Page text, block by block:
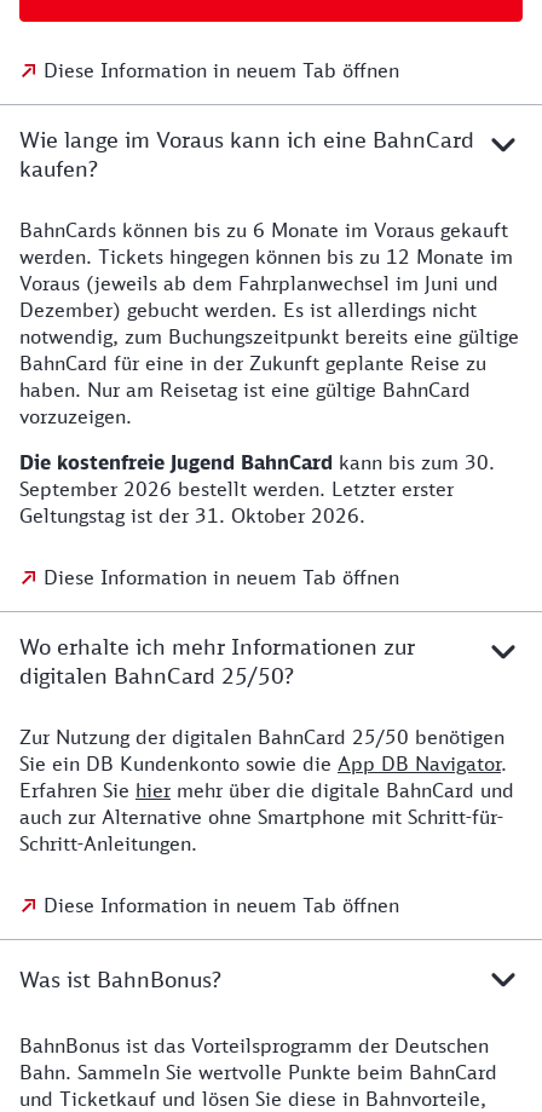
Diese Information in neuem Tab öffnen
Wie lange im Voraus kann ich eine BahnCard
kaufen?
BahnCards können bis zu 6 Monate im Voraus gekauft
werden. Tickets hingegen können bis zu 12 Monate im
Voraus (jeweils ab dem Fahrplanwechsel im Juni und
Dezember) gebucht werden. Es ist allerdings nicht
notwendig, zum Buchungszeitpunkt bereits eine gültige
BahnCard für eine in der Zukunft geplante Reise zu
haben. Nur am Reisetag ist eine gültige BahnCard
vorzuzeigen.
Die kostenfreie Jugend BahnCard kann bis zum 30.
September 2026 bestellt werden. Letzter erster
Geltungstag ist der 31. Oktober 2026.
Diese Information in neuem Tab öffnen
Wo erhalte ich mehr Informationen zur
digitalen BahnCard 25/50?
Zur Nutzung der digitalen BahnCard 25/50 benötigen
Sie ein DB Kundenkonto sowie die App DB Navigator.
Erfahren Sie hier mehr über die digitale BahnCard und
auch zur Alternative ohne Smartphone mit Schritt-für-
Schritt-Anleitungen.
Diese Information in neuem Tab öffnen
Was ist BahnBonus?
BahnBonus ist das Vorteilsprogramm der Deutschen
Bahn. Sammeln Sie wertvolle Punkte beim BahnCard
und Ticketkauf und lösen Sie diese in Bahnvorteile,